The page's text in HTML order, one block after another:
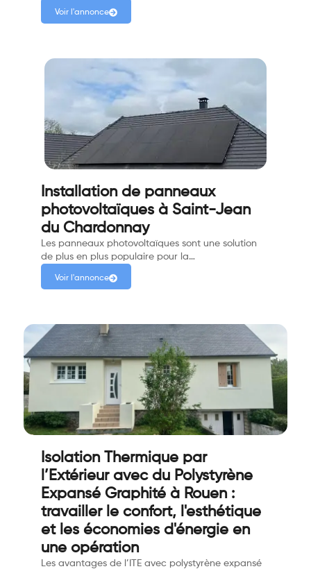
Voir l'annonce
Installation de panneaux
photovoltaïques à Saint-Jean
du Chardonnay
Les panneaux photovoltaïques sont une solution
de plus en plus populaire pour la…
Voir l'annonce
Isolation Thermique par
l’Extérieur avec du Polystyrène
Expansé Graphité à Rouen :
travailler le confort, l'esthétique
et les économies d'énergie en
une opération
Les avantages de l’ITE avec polystyrène expansé